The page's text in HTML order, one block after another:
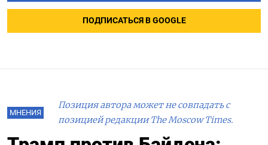
ПОДПИСАТЬСЯ В GOOGLE
МНЕНИЯ
Позиция автора может не совпадать с
позицией редакции The Moscow Times.